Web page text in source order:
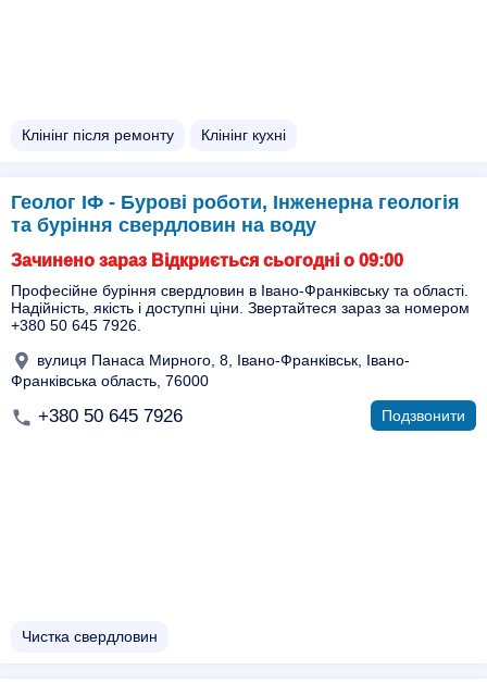
Клінінг після ремонту Клінінг кухні
Геолог ІФ - Бурові роботи, Інженерна геологія
та буріння свердловин на воду
Зачинено зараз Відкриється сьогодні о 09:00
Професійне буріння свердловин в Івано-Франківську та області.
Надійність, якість і доступні ціни. Звертайтеся зараз за номером
+380 50 645 7926.
вулиця Панаса Мирного, 8, Івано-Франківськ, Івано-
Франківська область, 76000
+380 50 645 7926 Подзвонити
Чистка свердловин